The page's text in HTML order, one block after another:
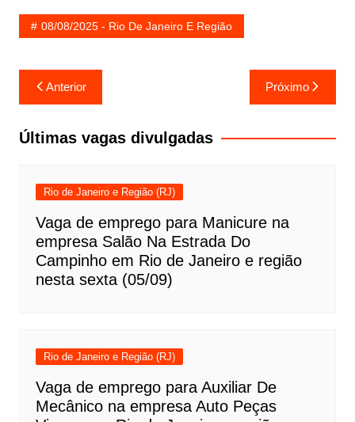
08/08/2025 - Rio De Janeiro E Região
Navegação
de
Post
Anterior Próximo
Últimas vagas divulgadas
Rio de Janeiro e Região (RJ)
Vaga de emprego para Manicure na
empresa Salão Na Estrada Do
Campinho em Rio de Janeiro e região
nesta sexta (05/09)
Rio de Janeiro e Região (RJ)
Vaga de emprego para Auxiliar De
Mecânico na empresa Auto Peças